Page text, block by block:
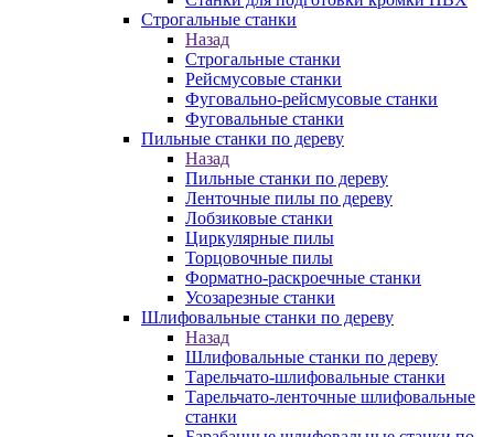
Строгальные станки
Назад
Строгальные станки
Рейсмусовые станки
Фуговально-рейсмусовые станки
Фуговальные станки
Пильные станки по дереву
Назад
Пильные станки по дереву
Ленточные пилы по дереву
Лобзиковые станки
Циркулярные пилы
Торцовочные пилы
Форматно-раскроечные станки
Усозарезные станки
Шлифовальные станки по дереву
Назад
Шлифовальные станки по дереву
Тарельчато-шлифовальные станки
Тарельчато-ленточные шлифовальные
станки